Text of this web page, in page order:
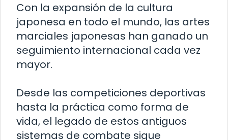
Con la expansión de la cultura
japonesa en todo el mundo, las artes
marciales japonesas han ganado un
seguimiento internacional cada vez
mayor.
Desde las competiciones deportivas
hasta la práctica como forma de
vida, el legado de estos antiguos
sistemas de combate sigue